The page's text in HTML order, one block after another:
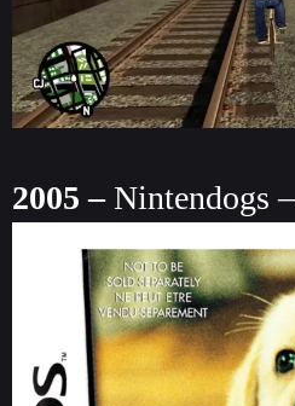
2005 –Nintendogs